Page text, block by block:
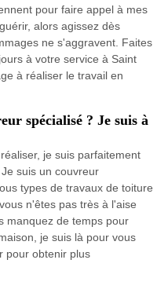
pour faire appel à mes
alors agissez dès
ne s'aggravent. Faites
à votre service à Saint
à réaliser le travail en
spécialisé ? Je suis à
je suis parfaitement
suis un couvreur
types de travaux de toiture
n'êtes pas très à l'aise
manquez de temps pour
je suis là pour vous
pour obtenir plus